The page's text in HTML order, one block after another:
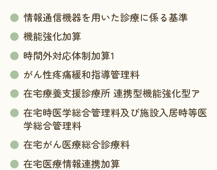
情報通信機器を用いた診療に係る基準
機能強化加算
時間外対応体制加算1
がん性疼痛緩和指導管理料
在宅療養支援診療所 連携型機能強化型ア
在宅時医学総合管理料及び施設入居時等医
学総合管理料
在宅がん医療総合診療料
在宅医療情報連携加算